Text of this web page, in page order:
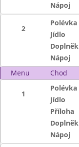
Nápoj
2
Polévka
Jídlo
Doplněk
Nápoj
Menu
Chod
1
Polévka
Jídlo
Příloha
Doplněk
Nápoj